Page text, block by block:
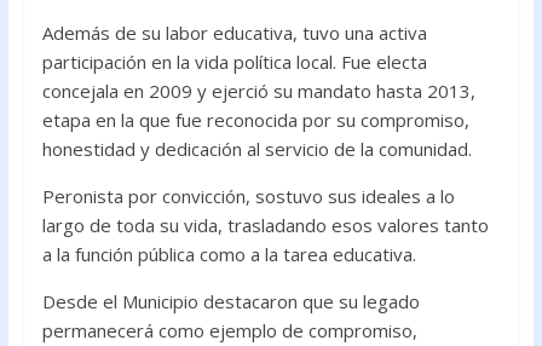
Además de su labor educativa, tuvo una activa
participación en la vida política local. Fue electa
concejala en 2009 y ejerció su mandato hasta 2013,
etapa en la que fue reconocida por su compromiso,
honestidad y dedicación al servicio de la comunidad.
Peronista por convicción, sostuvo sus ideales a lo
largo de toda su vida, trasladando esos valores tanto
a la función pública como a la tarea educativa.
Desde el Municipio destacaron que su legado
permanecerá como ejemplo de compromiso,